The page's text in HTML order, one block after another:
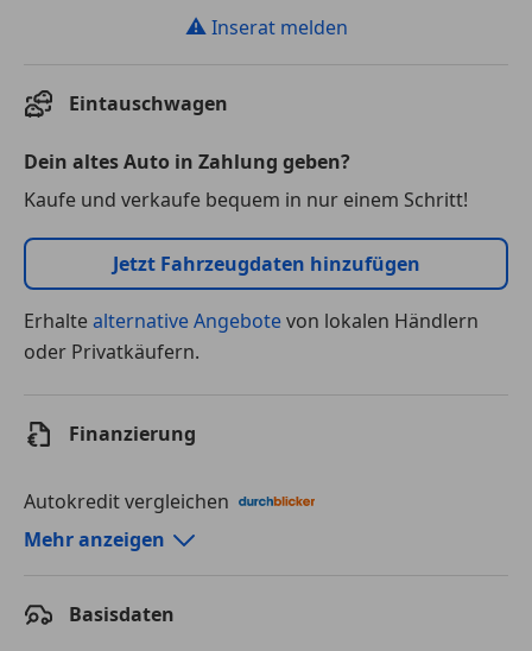
⚠ Inserat melden
Eintauschwagen
Dein altes Auto in Zahlung geben?
Kaufe und verkaufe bequem in nur einem Schritt!
Jetzt Fahrzeugdaten hinzufügen
Erhaltealternative Angebotevon lokalen Händlern
oder Privatkäufern.
Finanzierung
Autokredit vergleichen
Autokredit-Rechner von durchblicker.at
Mehr anzeigen
Basisdaten